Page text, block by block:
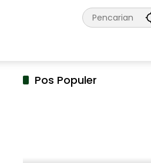
Pos Populer